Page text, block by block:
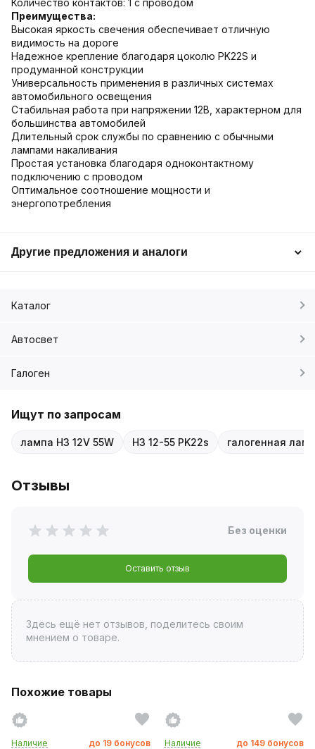
Преимущества:
Высокая яркость свечения обеспечивает отличную
видимость на дороге
Надежное крепление благодаря цоколю PK22S и
продуманной конструкции
Универсальность применения в различных системах
автомобильного освещения
Стабильная работа при напряжении 12В, характерном для
большинства автомобилей
Длительный срок службы по сравнению с обычными
лампами накаливания
Простая установка благодаря одноконтактному
подключению с проводом
Оптимальное соотношение мощности и
энергопотребления
Другие предложения и аналоги
Каталог
Автосвет
Галоген
Ищут по запросам
лампа H3 12V 55W H3 12-55 PK22s галогенная
Отзывы
Без оценки
Оставить отзыв
Здесь ещё нет отзывов, поделитесь своим
мнением о товаре.
Похожие товары
Наличие до 19 бонусов
Наличие до 149 бонусов